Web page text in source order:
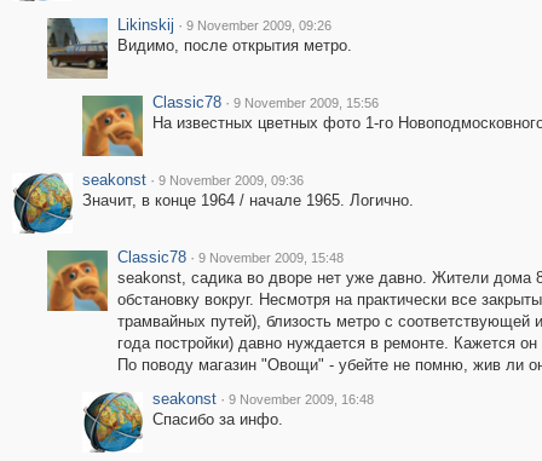
Likinskij · 9 November 2009, 09:26
Видимо, после открытия метро.
Classic78 · 9 November 2009, 15:56
На известных цветных фото 1-го
seakonst · 9 November 2009, 09:36
Значит, в конце 1964 / начале 1965. Логично.
Classic78 · 9 November 2009, 15:48
seakonst, садика во дворе нет уже давно. Жители
обстановку вокруг. Несмотря на практически все
трамвайных путей), близость метро с
года постройки) давно нуждается в ремонте. Кажется
По поводу магазин "Овощи" - убейте не помню, жив ли
seakonst · 9 November 2009, 16:48
Спасибо за инфо.